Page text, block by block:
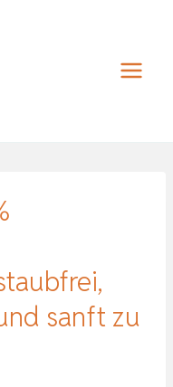
sanft zu